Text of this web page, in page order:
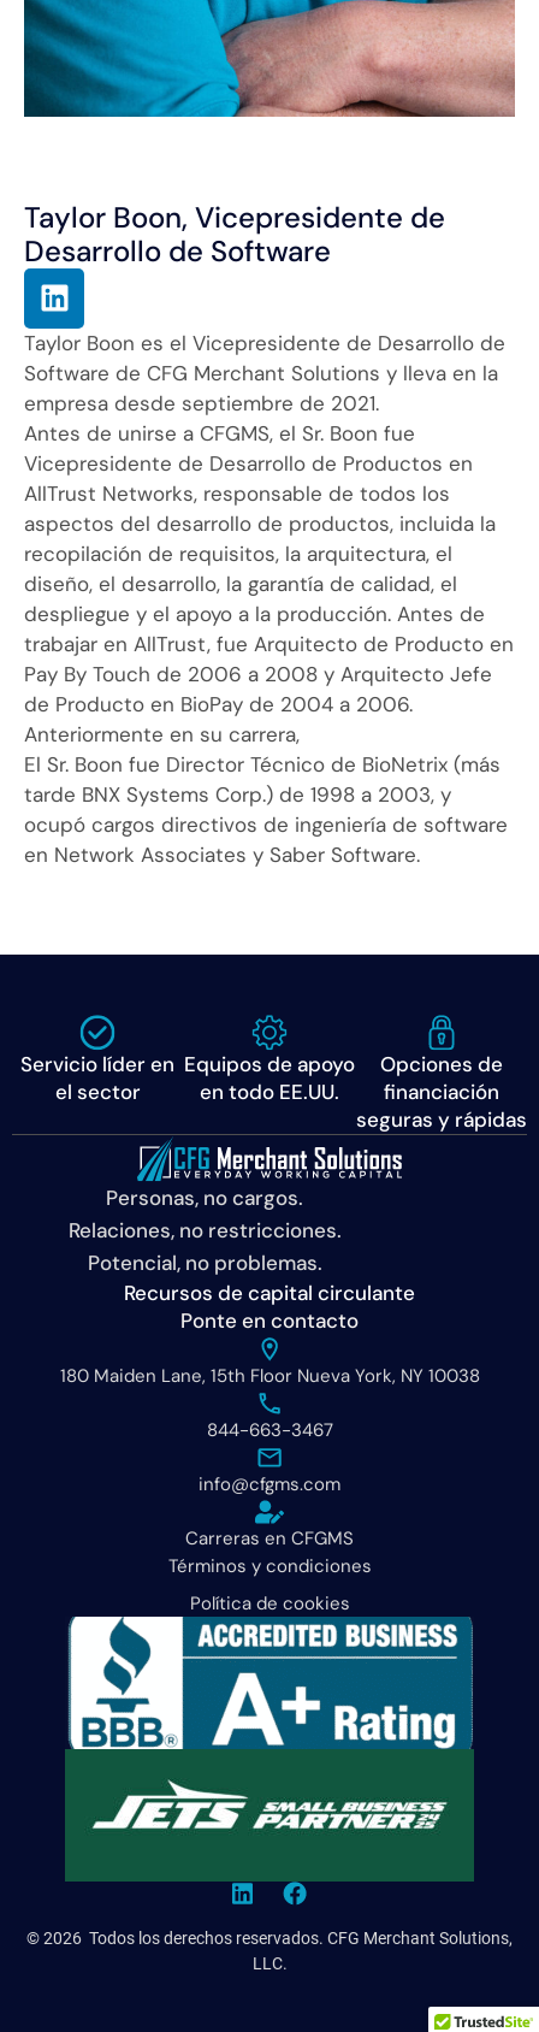
Taylor Boon, Vicepresidente de
Desarrollo de Software
Taylor Boon es el Vicepresidente de Desarrollo de
Software de CFG Merchant Solutions y lleva en la
empresa desde septiembre de 2021.
Antes de unirse a CFGMS, el Sr. Boon fue
Vicepresidente de Desarrollo de Productos en
AllTrust Networks, responsable de todos los
aspectos del desarrollo de productos, incluida la
recopilación de requisitos, la arquitectura, el
diseño, el desarrollo, la garantía de calidad, el
despliegue y el apoyo a la producción. Antes de
trabajar en AllTrust, fue Arquitecto de Producto en
Pay By Touch de 2006 a 2008 y Arquitecto Jefe
de Producto en BioPay de 2004 a 2006.
Anteriormente en su carrera,
El Sr. Boon fue Director Técnico de BioNetrix (más
tarde BNX Systems Corp.) de 1998 a 2003, y
ocupó cargos directivos de ingeniería de software
en Network Associates y Saber Software.
Servicio líder en
el sector
Equipos de apoyo
en todo EE.UU.
Opciones de
financiación
seguras y rápidas
Personas, no cargos.
Relaciones, no restricciones.
Potencial, no problemas.
Ponte en contacto
180 Maiden Lane, 15th Floor Nueva York, NY 10038
844-663-3467
info@cfgms.com
Carreras en CFGMS
Recursos de capital circulante
Términos y condiciones
Política de cookies
© 2026 Todos los derechos reservados. CFG Merchant Solutions,
LLC.